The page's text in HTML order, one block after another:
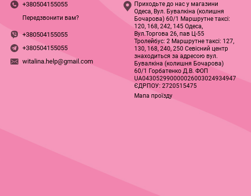
+380504155055
Передзвонити вам?
+380504155055
+380504155055
witalina.help@gmail.com
Приходьте до нас у магазини
Одеса, Вул. Бувалкіна (колишня
Бочарова) 60/1 Маршрутне таксі:
120, 168, 242, 145 Одеса,
Вул.Торгова 26, пав Ц-55
Тролейбус: 2 Маршрутне таксі: 127,
130, 168, 240, 250 Севісний центр
знаходиться за адресою вул.
Бувалкіна (колишня Бочарова)
60/1 Горбатенко Д.В. ФОП
UA043052990000026003024934947
ЄДРПОУ: 2720515475
Мапа проїзду